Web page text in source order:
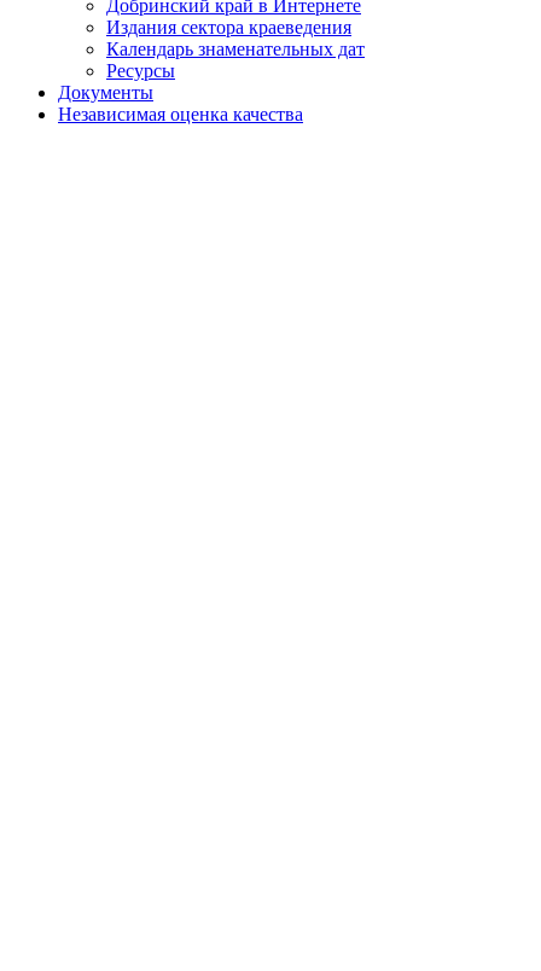
Добринский край в Интернете
Издания сектора краеведения
Календарь знаменательных дат
Ресурсы
Документы
Независимая оценка качества